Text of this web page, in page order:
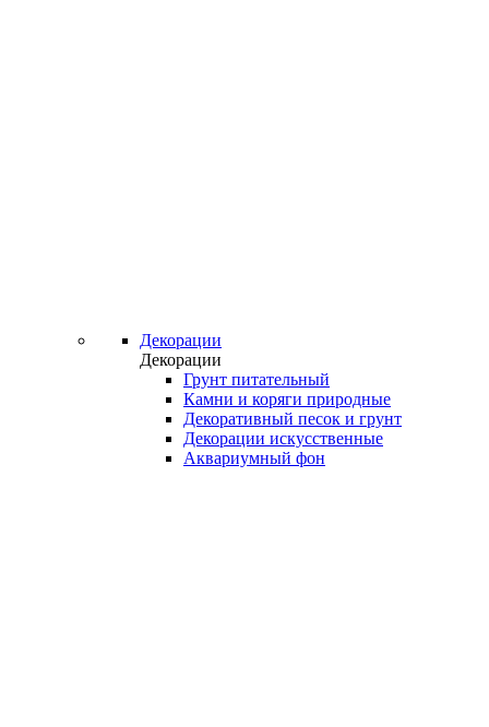
Декорации
Декорации
Грунт питательный
Камни и коряги природные
Декоративный песок и грунт
Декорации искусственные
Аквариумный фон